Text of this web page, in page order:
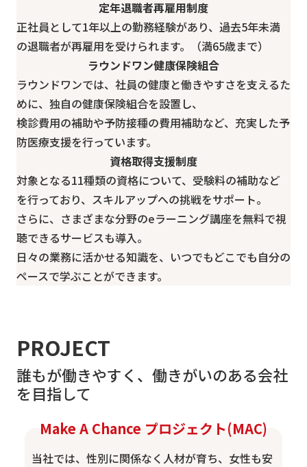
定年退職者再雇用制度
正社員として1年以上の勤務経験があり、過去5年未満
の退職者が再雇用を受けられます。（満65歳まで）
ラウンドワン健康保険組合
ラウンドワンでは、社員の健康と働きやすさを支えるた
めに、 独自の健康保険組合を設置し、
検診費用の補助や予防接種の費用補助など、充実した予
防医療支援を行っています。
資格取得支援制度
対象となる11種類の資格について、受験料の補助など
を行っており、スキルアップへの挑戦をサポート。
さらに、さまざまな分野のeラーニング講座を無料で視
聴できるサービスも導入。
日々の業務に活かせる知識を、いつでもどこでも自分の
ペースで学ぶことができます。
PROJECT
誰もが働きやすく、働きがいのある会社
を目指して
Make A Chance プロジェクト(MAC)
当社では、性別に関係なく人材が育ち、女性も安